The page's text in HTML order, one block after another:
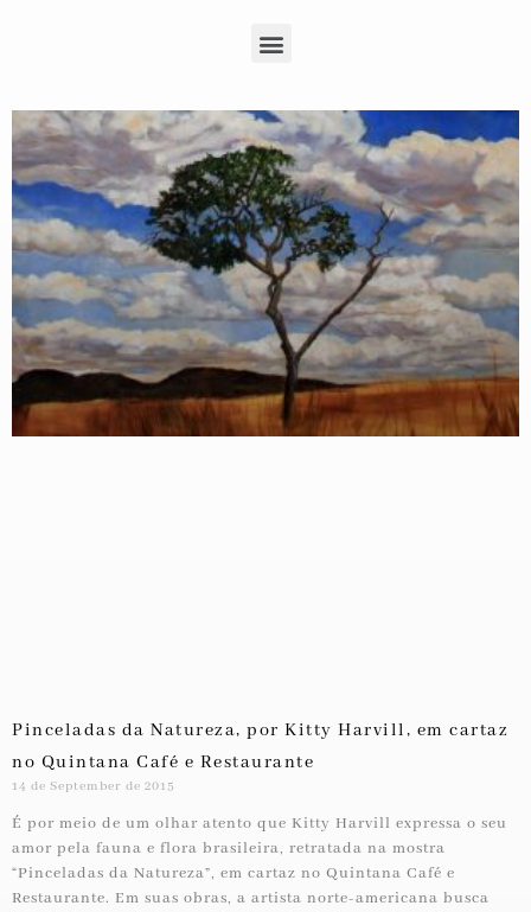
Pinceladas da Natureza, por Kitty Harvill, em cartaz
no Quintana Café e Restaurante
14 de September de 2015
É por meio de um olhar atento que Kitty Harvill expressa o seu
amor pela fauna e flora brasileira, retratada na mostra
“Pinceladas da Natureza”, em cartaz no Quintana Café e
Restaurante. Em suas obras, a artista norte-americana busca